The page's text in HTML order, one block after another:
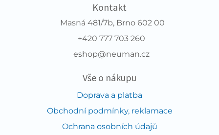
Kontakt
Masná 481/7b, Brno 602 00
+420 777 703 260
eshop@neuman.cz
Vše o nákupu
Doprava a platba
Obchodní podmínky, reklamace
Ochrana osobních údajů